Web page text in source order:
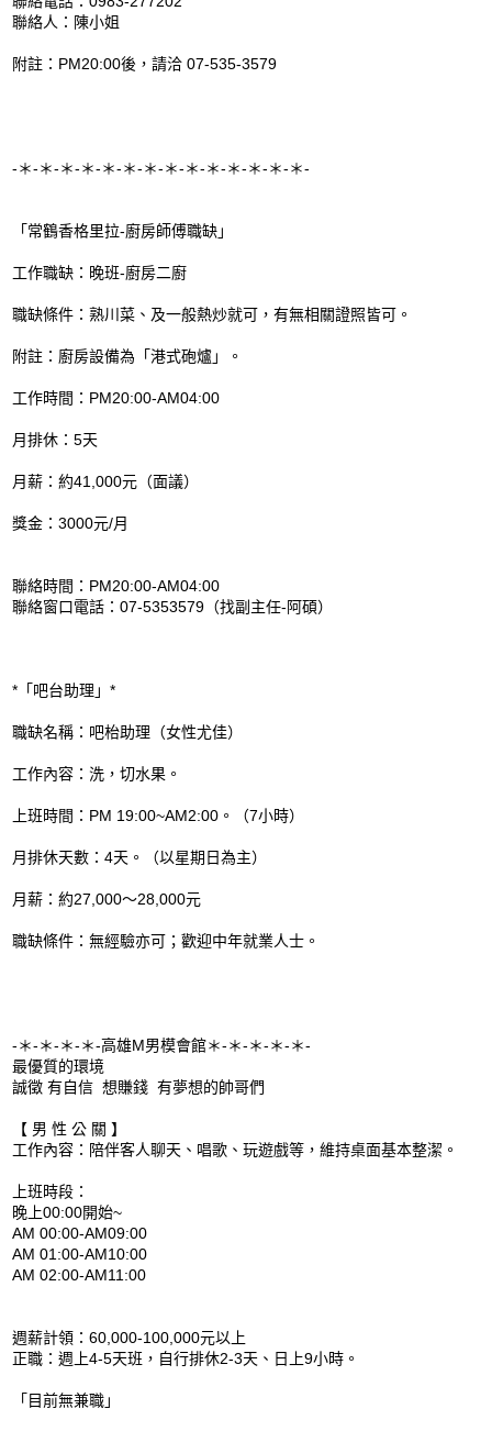
聯絡人：陳小姐
附註：PM20:00後，請洽 07-535-3579
-＊-＊-＊-＊-＊-＊-＊-＊-＊-＊-＊-＊-＊-＊-
「常鶴香格里拉-廚房師傅職缺」
工作職缺：晚班-廚房二廚
職缺條件：熟川菜、及一般熱炒就可，有無相關證照皆可。
附註：廚房設備為「港式砲爐」。
工作時間：PM20:00-AM04:00
月排休：5天
月薪：約41,000元（面議）
獎金：3000元/月
聯絡時間：PM20:00-AM04:00
聯絡窗口電話：07-5353579（找副主任-阿碩）
*「吧台助理」*
職缺名稱：吧枱助理（女性尤佳）
工作內容：洗，切水果。
上班時間：PM 19:00~AM2:00。（7小時）
月排休天數：4天。（以星期日為主）
月薪：約27,000～28,000元
職缺條件：無經驗亦可；歡迎中年就業人士。
-＊-＊-＊-＊-高雄M男模會館＊-＊-＊-＊-＊-
最優質的環境
誠徵 有自信 想賺錢 有夢想的帥哥們
【 男 性 公 關 】
工作內容：陪伴客人聊天、唱歌、玩遊戲等，維持桌面基本整潔。
上班時段：
晚上00:00開始~
AM 00:00-AM09:00
AM 01:00-AM10:00
AM 02:00-AM11:00
週薪計領：60,000-100,000元以上
正職：週上4-5天班，自行排休2-3天、日上9小時。
「目前無兼職」